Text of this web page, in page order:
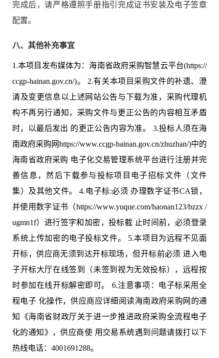
完成后，请严格遵照手册指引完成证书安装及电子签章
配置。
八、其他补充事宜
1.本项⽬发布媒体为：海南省政府采购智慧云平台(https://
ccgp-hainan.gov.cn/)。 2.有关本项⽬采购⽂件的补遗、澄
清及变更信息以上述⽹站公告与下载为准，采购代理机
构不再另⾏通知，采购⽂件与更正公告的内容相互⽭盾
时，以最后发出 的更正公告内容为准。 3.投标⼈须在海
南政府采购⽹https://www.ccgp-hainan.gov.cn/zhuzhan/)中的
海南省政府采购 电⼦化交易管理系统平台进⾏注册并完
善信息，然后下载参与投标项⽬电⼦招标⽂件（⽂件
集）及其他⽂件。4. 电⼦标:必须 办理数字证书CA锁，
并使⽤数字证书（https://www.yuque.com/haonan123/bzzx /
ugmn1f）进⾏签字和加密，投标截 ⽌时间前，必须登录
系统上传加密的电⼦投标⽂件。 5.本项⽬为远程不⻅⾯
开标，供应商⽆须到达开标现场，但开标前必须进⼊电
⼦开标⼤厅在线签到（未签到视为⽆效投标），远程按
时参加在线开标解密即可。 6.注意事项：电⼦标采⽤全
程电⼦ 化操作，供应商应详细阅读海南政府采购⽹的通
知《海南省财政厅关于进⼀步推进政府采购全流程电⼦
化的通知》，供应商使 ⽤交易系统遇到问题请拨打以下
热线电话： 4001691288。